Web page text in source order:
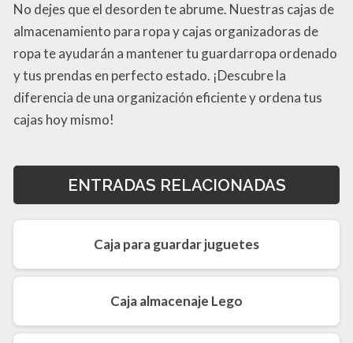
No dejes que el desorden te abrume. Nuestras cajas de
almacenamiento para ropa y cajas organizadoras de
ropa te ayudarán a mantener tu guardarropa ordenado
y tus prendas en perfecto estado. ¡Descubre la
diferencia de una organización eficiente y ordena tus
cajas hoy mismo!
ENTRADAS RELACIONADAS
Caja para guardar juguetes
Caja almacenaje Lego